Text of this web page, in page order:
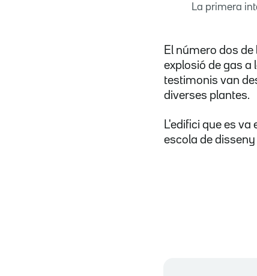
La primera
El número dos
explosió de gas a
testimonis van
diverses plantes.
L'edifici que es
escola de